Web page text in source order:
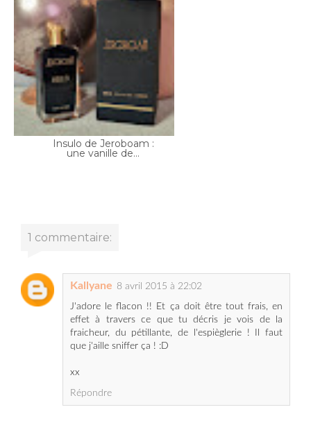
Insulo de Jeroboam :
une vanille de...
1 commentaire:
Kallyane 8 avril 2015 à 22:02
J'adore le flacon !! Et ça doit être tout frais, en
effet à travers ce que tu décris je vois de la
fraicheur, du pétillante, de l'espièglerie ! Il faut
que j'aille sniffer ça ! :D
xx
Répondre